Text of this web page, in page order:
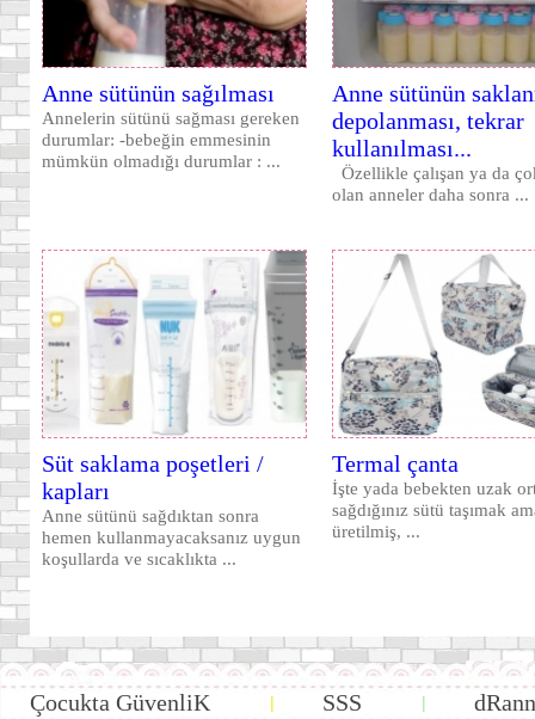
Anne sütünün sağılması
Annelerin sütünü sağması gereken
durumlar: -bebeğin emmesinin
mümkün olmadığı durumlar : ...
Anne sütünün
depolanması, tekrar
kullanılması...
Özellikle çalışan ya da
olan anneler daha sonra ...
Süt saklama poşetleri /
kapları
Anne sütünü sağdıktan sonra
hemen kullanmayacaksanız uygun
koşullarda ve sıcaklıkta ...
Termal çanta
İşte yada bebekten uzak
sağdığınız sütü taşımak
üretilmiş, ...
Çocukta GüvenliK | SSS |